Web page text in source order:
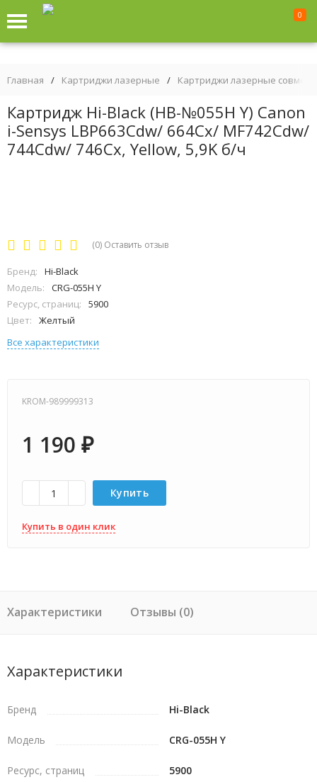
0
Главная / Картриджи лазерные / Картриджи лазерные
Картридж Hi-Black (HB-№055H Y) Canon
i-Sensys LBP663Cdw/ 664Cx/ MF742Cdw/
744Cdw/ 746Cx, Yellow, 5,9K б/ч
(0) Оставить отзыв
Бренд:
Hi-Black
Модель:
CRG-055H Y
Ресурс, страниц:
5900
Цвет:
Желтый
Все характеристики
KROM-989999313
1 190 ₽
Купить
Купить в один клик
Характеристики Отзывы (0)
Характеристики
Бренд Hi-Black
Модель CRG-055H Y
Ресурс, страниц 5900